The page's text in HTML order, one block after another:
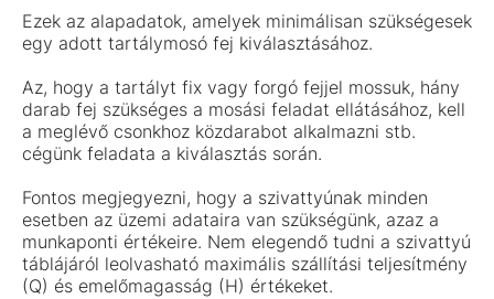
Ezek az alapadatok, amelyek minimálisan szükségesek
egy adott tartálymosó fej kiválasztásához.
Az, hogy a tartályt fix vagy forgó fejjel mossuk, hány
darab fej szükséges a mosási feladat ellátásához, kell
a meglévő csonkhoz közdarabot alkalmazni stb.
cégünk feladata a kiválasztás során.
Fontos megjegyezni, hogy a szivattyúnak minden
esetben az üzemi adataira van szükségünk, azaz a
munkaponti értékeire. Nem elegendő tudni a szivattyú
táblájáról leolvasható maximális szállítási teljesítmény
(Q) és emelőmagasság (H) értékeket.